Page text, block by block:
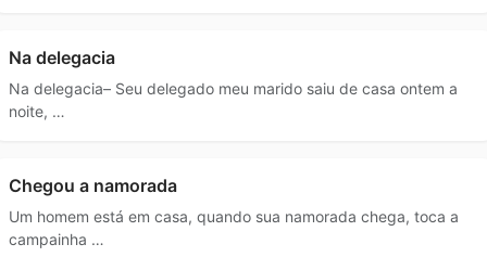
Na delegacia
Na delegacia– Seu delegado meu marido saiu de casa ontem a
noite, …
Chegou a namorada
Um homem está em casa, quando sua namorada chega, toca a
campainha …